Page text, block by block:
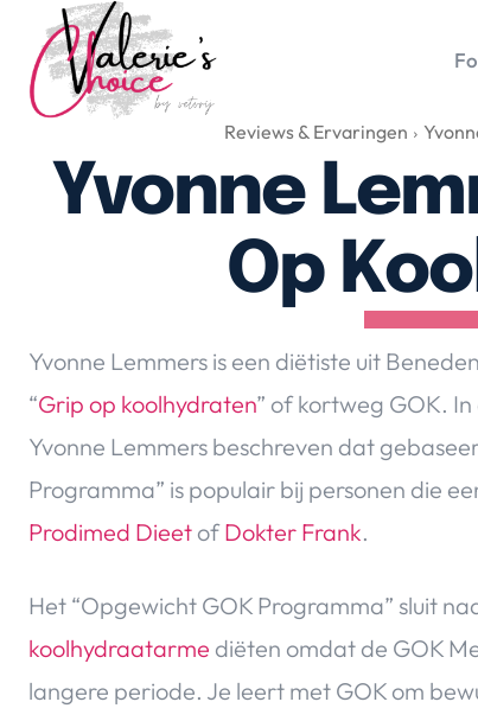
Reviews & Ervaringen
Yvonne
Op
Yvonne Lemmers is een diëtiste uit
“Grip op koolhydraten” of kortweg GOK.
Yvonne Lemmers beschreven dat
Programma” is populair bij personen die
Prodimed Dieet ofDokter Frank.
Het “Opgewicht GOK Programma” sluit
koolhydraatarme diëten omdat de GOK
langere periode. Je leert met GOK om